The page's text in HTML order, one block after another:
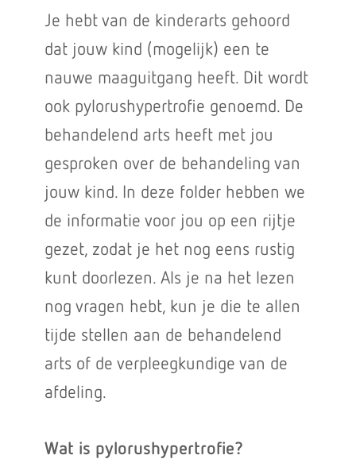
Je hebt van de kinderarts gehoord
dat jouw kind (mogelijk) een te
nauwe maaguitgang heeft. Dit wordt
ook pylorushypertrofie genoemd. De
behandelend arts heeft met jou
gesproken over de behandeling van
jouw kind. In deze folder hebben we
de informatie voor jou op een rijtje
gezet, zodat je het nog eens rustig
kunt doorlezen. Als je na het lezen
nog vragen hebt, kun je die te allen
tijde stellen aan de behandelend
arts of de verpleegkundige van de
afdeling.
Wat is pylorushypertrofie?